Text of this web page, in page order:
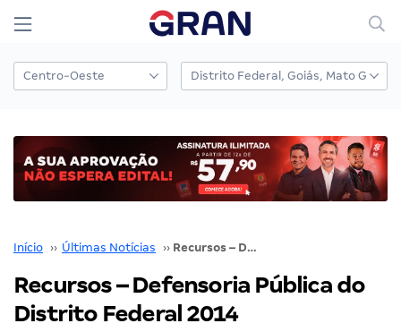
Início ›› Últimas Notícias ›› Recursos – Defensoria Pública do Distrito Federal 2014
Recursos – Defensoria Pública do
Distrito Federal 2014